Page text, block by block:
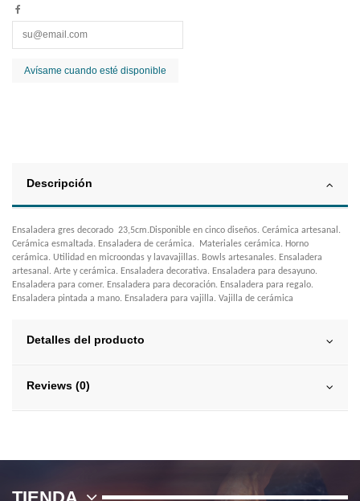
Descripción
Ensaladera gres decorado 23,5cm.Disponible en cinco diseños. Cerámica artesanal.
Cerámica esmaltada. Ensaladera de cerámica. Materiales cerámica. Horno
cerámica. Utilidad en microondas y lavavajillas. Bowls artesanales. Ensaladera
artesanal. Arte y cerámica. Ensaladera decorativa. Ensaladera para desayuno.
Ensaladera para comer. Ensaladera para decoración. Ensaladera para regalo.
Ensaladera pintada a mano. Ensaladera para vajilla. Vajilla de cerámica
Detalles del producto
Reviews (0)